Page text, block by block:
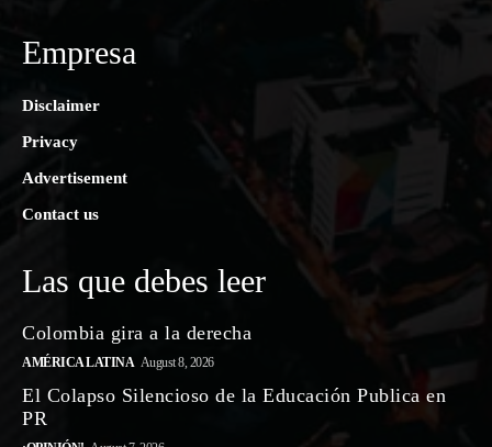
Empresa
Disclaimer
Privacy
Advertisement
Contact us
Las que debes leer
Colombia gira a la derecha
AMÉRICA LATINA August 8, 2026
El Colapso Silencioso de la Educación Publica en
PR